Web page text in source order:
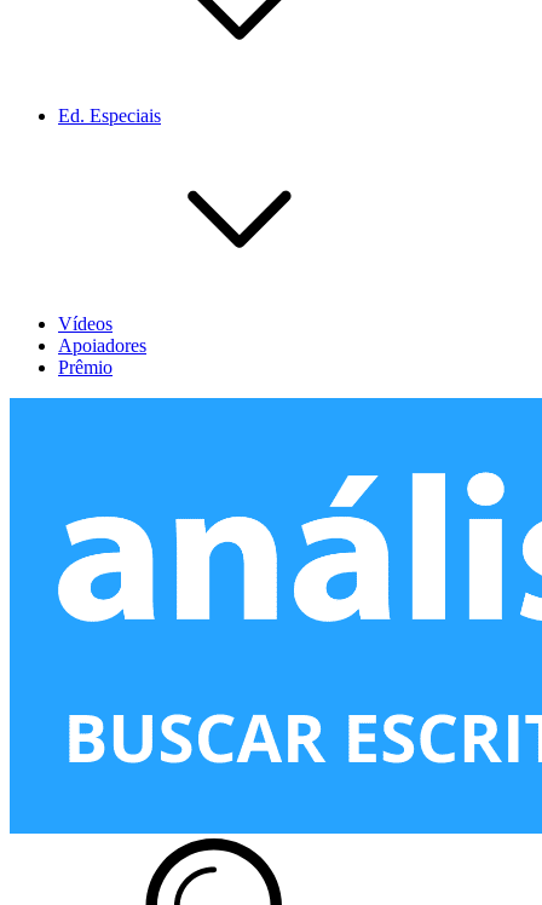
Ed. Especiais
Vídeos
Apoiadores
Prêmio